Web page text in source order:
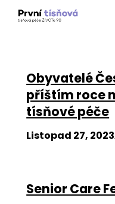
Obyvatelé
příštím roce
tísňové péče
Listopad 27, 2023
Senior Care